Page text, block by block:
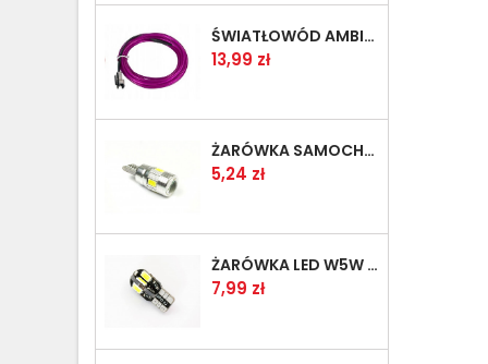
ŚWIATŁOWÓD AMBIENT LED FIOLETOWY 1 METR + PRZETWORNICA 12V
Cena
13,99 zł
ŻARÓWKA SAMOCHODOWA LED W5W T10 6 SMD 5630 SUPER CAN BUS SOCZEWKA
Cena
5,24 zł
ŻARÓWKA LED W5W T10 8 SMD 5630 CAN BUS 360 STOPNI
Cena
7,99 zł